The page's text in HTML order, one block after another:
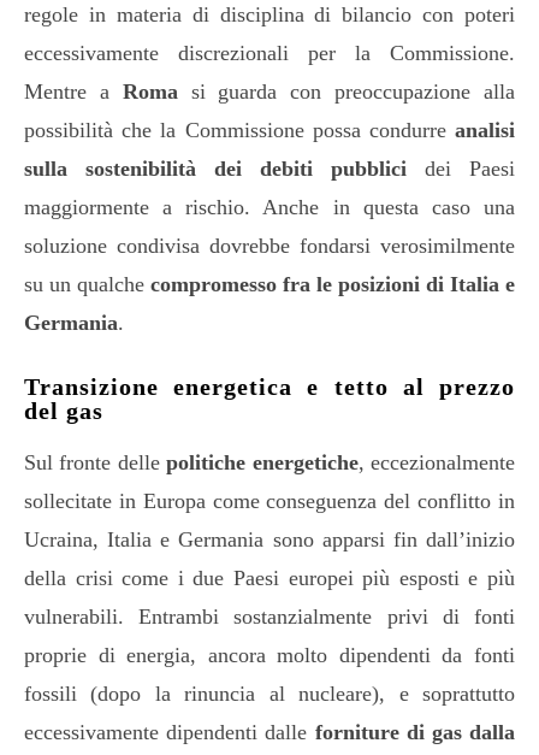
regole in materia di disciplina di bilancio con poteri
eccessivamente discrezionali per la Commissione.
Mentre a Roma si guarda con preoccupazione alla
possibilità che la Commissione possa condurre analisi
sulla sostenibilità dei debiti pubblici dei Paesi
maggiormente a rischio. Anche in questa caso una
soluzione condivisa dovrebbe fondarsi verosimilmente
su un qualche compromesso fra le posizioni di Italia e
Germania.
Transizione energetica e tetto al prezzo
del gas
Sul fronte dellepolitiche energetiche, eccezionalmente
sollecitate in Europa come conseguenza del conflitto in
Ucraina, Italia e Germania sono apparsi fin dall’inizio
della crisi come i due Paesi europei più esposti e più
vulnerabili. Entrambi sostanzialmente privi di fonti
proprie di energia, ancora molto dipendenti da fonti
fossili (dopo la rinuncia al nucleare), e soprattutto
eccessivamente dipendenti dalle forniture di gas dalla